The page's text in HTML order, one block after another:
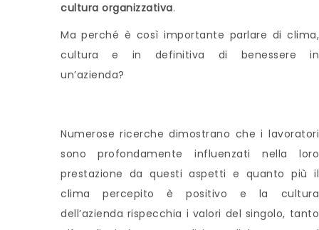
cultura organizzativa.
Ma perché è così importante parlare di clima,
cultura e in definitiva di benessere in
un’azienda?
Numerose ricerche dimostrano che i lavoratori
sono profondamente influenzati nella loro
prestazione da questi aspetti e quanto più il
clima percepito è positivo e la cultura
dell’azienda rispecchia i valori del singolo, tanto